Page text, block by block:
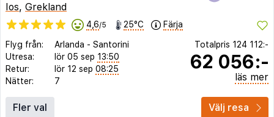
Ios, Grekland
4,6/5 25°C Färja
Flyg från: Arlanda - Santorini
Utresa:
lör 05 sep 13:50
Retur:
lör 12 sep 08:25
Nätter:
7
Totalpris 124 112:-
62 056:-
läs mer
Fler val Välj resa